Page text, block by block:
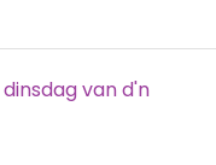
van d'n